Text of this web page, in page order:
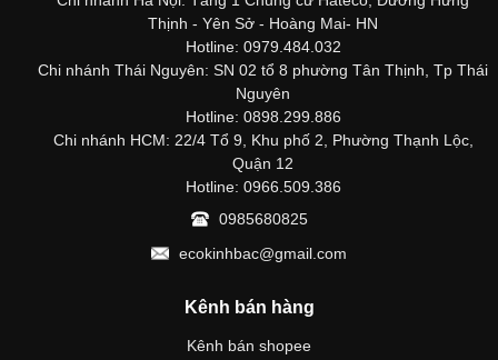
Thịnh - Yên Sở - Hoàng Mai- HN
Hotline: 0979.484.032
Chi nhánh Thái Nguyên: SN 02 tổ 8 phường Tân Thịnh, Tp Thái
Nguyên
Hotline: 0898.299.886
Chi nhánh HCM: 22/4 Tổ 9, Khu phố 2, Phường Thạnh Lộc,
Quận 12
Hotline: 0966.509.386
0985680825
ecokinhbac@gmail.com
Kênh bán hàng
Kênh bán shopee